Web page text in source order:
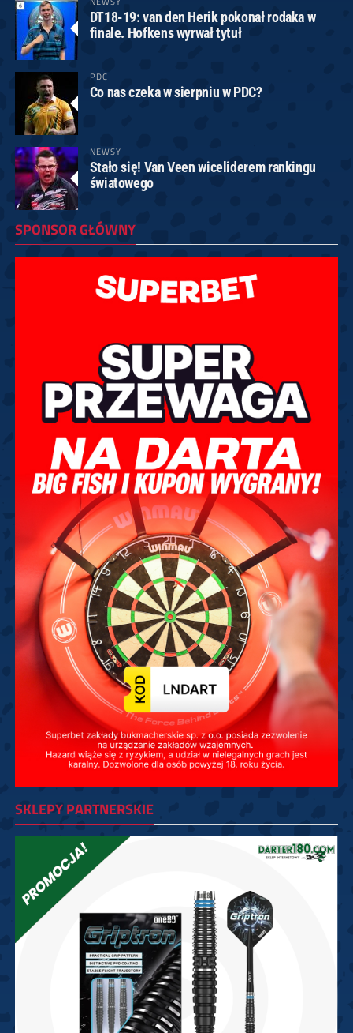
DT18-19: van den Herik pokonał rodaka w
finale. Hofkens wyrwał tytuł
PDC
Co nas czeka w sierpniu w PDC?
NEWSY
Stało się! Van Veen wiceliderem rankingu
światowego
SPONSOR GŁÓWNY
SKLEPY PARTNERSKIE